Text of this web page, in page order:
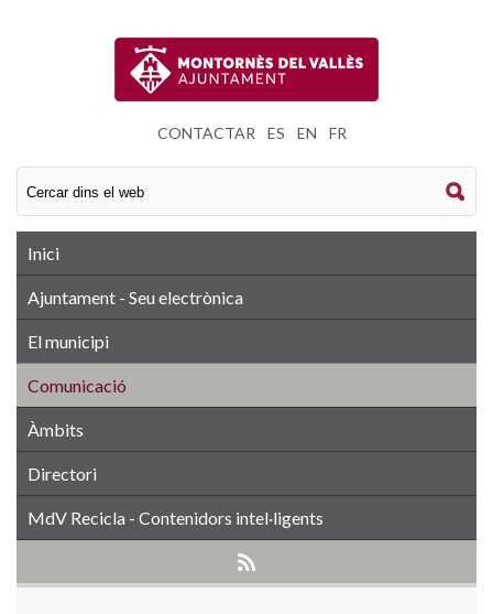
CONTACTAR ES EN FR
Inici
Ajuntament - Seu electrònica
El municipi
Comunicació
Àmbits
Directori
MdV Recicla - Contenidors intel·ligents